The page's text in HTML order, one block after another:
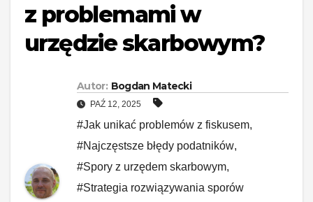
z problemami w
urzędzie skarbowym?
Autor: Bogdan Matecki
PAŹ 12, 2025
#Jak unikać problemów z fiskusem,
#Najczęstsze błędy podatników,
#Spory z urzędem skarbowym,
#Strategia rozwiązywania sporów